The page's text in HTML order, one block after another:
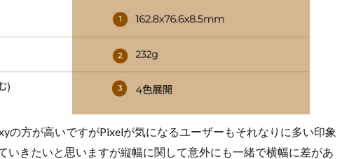
の方が高いですがPixelが気になるユーザーもそれなりに多い印象
いきたいと思いますが縦幅に関して意外にも一緒で横幅に差があ